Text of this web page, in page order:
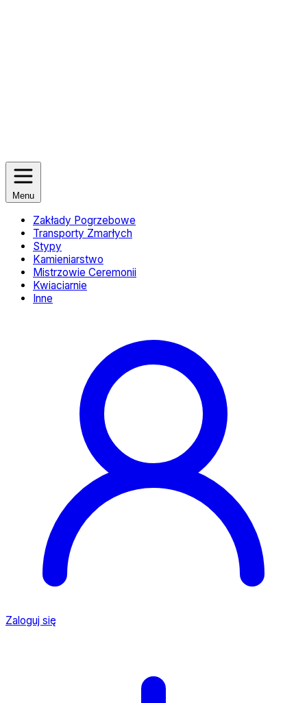
Menu
Zakłady Pogrzebowe
Transporty Zmarłych
Stypy
Kamieniarstwo
Mistrzowie Ceremonii
Kwiaciarnie
Inne
Zaloguj się